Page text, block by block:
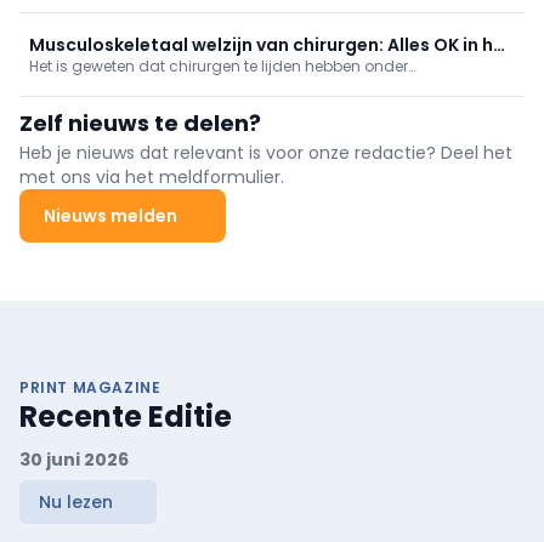
overleg met vertegenwoordigers van de huisartsen.
Musculoskeletaal welzijn van chirurgen: Alles OK in het
OK?
Het is geweten dat chirurgen te lijden hebben onder
studies?
Zelf nieuws te delen?
Heb je nieuws dat relevant is voor onze redactie? Deel het
met ons via het meldformulier.
Nieuws melden
PRINT MAGAZINE
Recente Editie
30 juni 2026
Nu lezen